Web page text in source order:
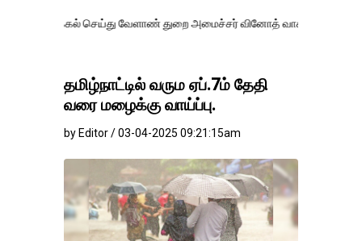
வேளாண் துறை அமைச்சர் வினோத் வாசித்து வருகிறார். �.
தமிழ்நாட்டில் வரும ஏப்.7ம் தேதி
வரை மழைக்கு வாய்ப்பு.
by Editor / 03-04-2025 09:21:15am